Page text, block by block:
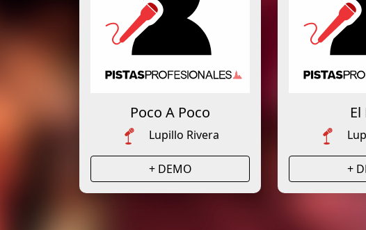
Poco A Poco
Lupillo Rivera
+ DEMO
El
+